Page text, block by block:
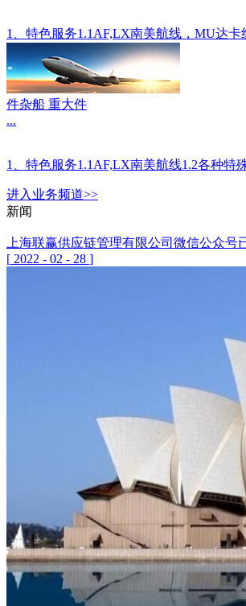
1、特色服务1.1AF,LX南美航线，MU达
件杂船 重大件
...
1、特色服务1.1AF,LX南美航线1.2各种
进入 业务频道>>
新闻
上海联赢供应链管理有限公司微信公众号
[ 2022 - 02 - 28 ]